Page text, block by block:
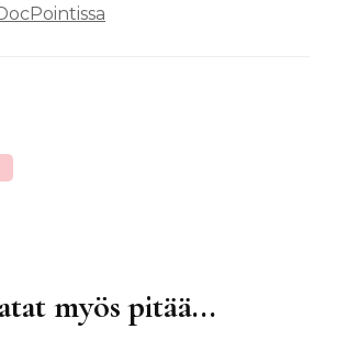
myös pitää...